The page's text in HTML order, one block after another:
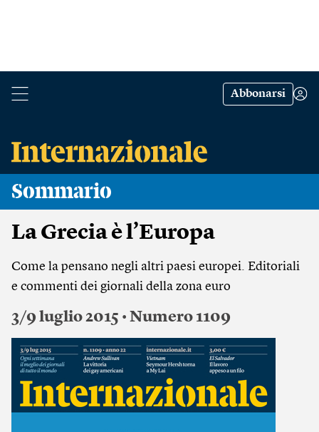
Abbonarsi
Sommario
La Grecia è l’Europa
Come la pensano negli altri paesi europei. Editoriali
e commenti dei giornali della zona euro
3/9 luglio 2015 • Numero 1109